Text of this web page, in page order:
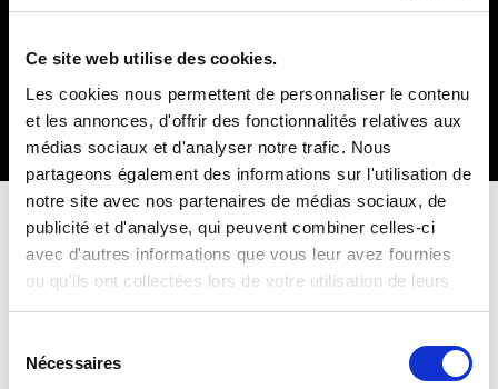
Ce site web utilise des cookies.
Les cookies nous permettent de personnaliser le contenu
et les annonces, d'offrir des fonctionnalités relatives aux
médias sociaux et d'analyser notre trafic. Nous
partageons également des informations sur l'utilisation de
notre site avec nos partenaires de médias sociaux, de
publicité et d'analyse, qui peuvent combiner celles-ci
avec d'autres informations que vous leur avez fournies
ou qu'ils ont collectées lors de votre utilisation de leurs
services.
Nécessaires
Langues parlées
Français
Contacter Isabelle Autissier
Vous souhaitez organiser une conférence avec Isabelle
Autissierlors de votre prochain événement ou en savoir
plus sur ses interventions ?
directement à contact @ orators.fr.